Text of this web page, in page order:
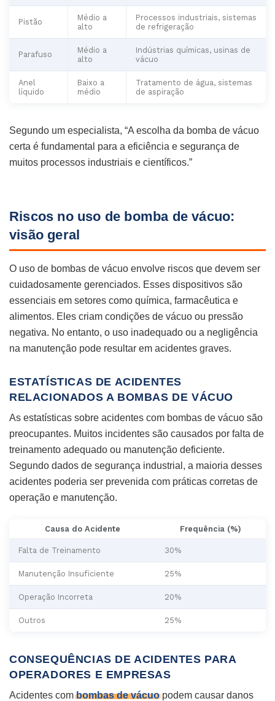
Pistão
Médio a
alto
Processos industriais, sistemas
de refrigeração
Parafuso
Médio a
alto
Indústrias químicas, usinas de
vácuo
Anel
líquido
Baixo a
médio
Tratamento de água, sistemas
de aspiração
Segundo um especialista, “A escolha da bomba de vácuo
certa é fundamental para a eficiência e segurança de
muitos processos industriais e científicos.”
Riscos no uso de bomba de vácuo:
visão geral
O uso de bombas de vácuo envolve riscos que devem ser
cuidadosamente gerenciados. Esses dispositivos são
essenciais em setores como química, farmacêutica e
alimentos. Eles criam condições de vácuo ou pressão
negativa. No entanto, o uso inadequado ou a negligência
na manutenção pode resultar em acidentes graves.
ESTATÍSTICAS DE ACIDENTES
RELACIONADOS A BOMBAS DE VÁCUO
As estatísticas sobre acidentes com bombas de vácuo são
preocupantes. Muitos incidentes são causados por falta de
treinamento adequado ou manutenção deficiente.
Segundo dados de segurança industrial, a maioria desses
acidentes poderia ser prevenida com práticas corretas de
operação e manutenção.
Causa do Acidente Frequência (%)
Falta de Treinamento 30%
Manutenção Insuficiente 25%
Operação Incorreta 20%
Outros 25%
CONSEQUÊNCIAS DE ACIDENTES PARA
OPERADORES E EMPRESAS
Acidentes combombas de vácuopodem causar danos